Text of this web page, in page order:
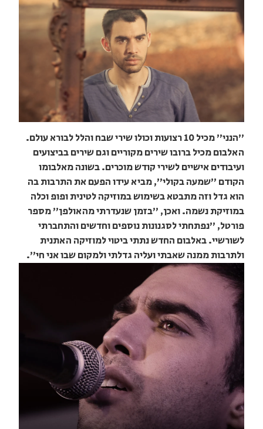
"הנני" מכיל 10 רצועות וכולו שירי שבח והלל לבורא עולם.
האלבום מכיל ברובו שירים מקוריים וגם שירים בביצועים
ועיבודים אישיים לשירי קודש מוכרים. בשונה מאלבומו
הקודם "שמעה בקולי", מביא עידו הפעם את התרבות בה
הוא גדל וזה מתבטא בשימוש במוזיקה לטינית ופופ וכלה
במוזיקת נשמה. ואכן, "בזמן שנעדרתי מהאולפן" מספר
פורטל, "נפתחתי לסגנונות נוספים וחדשים והתחברתי
לשורשיי. באלבום החדש נתתי ביטוי למוזיקה האתנית
ולתרבות ממנה שאבתי ועליה גדלתי ולמקום שבו אני חי".